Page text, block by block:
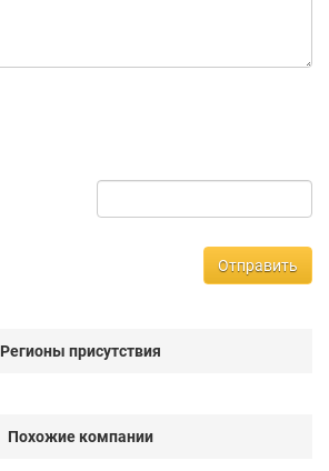
Отправить
Регионы присутствия
Похожие компании